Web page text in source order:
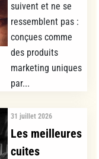
suivent et ne se
ressemblent pas :
conçues comme
des produits
marketing uniques
par...
31 juillet 2026
Les meilleures
cuites